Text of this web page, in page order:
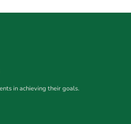
in achieving their goals.